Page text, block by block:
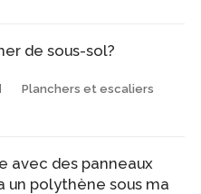
de sous-sol?
Planchers et escaliers
avec des panneaux
un polythène sous ma